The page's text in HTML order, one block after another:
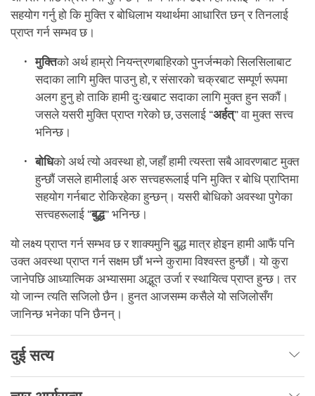
सहयोग गर्नु हो कि मुक्ति र बोधिलाभ यथार्थमा आधारित छन् र तिनलाई
प्राप्त गर्न सम्भव छ।
मुक्तिको अर्थ हाम्रो नियन्त्रणबाहिरको पुनर्जन्मको सिलसिलाबाट
सदाका लागि मुक्ति पाउनु हो, र संसारको चक्रबाट सम्पूर्ण रूपमा
अलग हुनु हो ताकि हामी दुःखबाट सदाका लागि मुक्त हुन सकौं।
जसले यसरी मुक्ति प्राप्त गरेको छ, उसलाई “अर्हत्” वा मुक्त सत्त्व
भनिन्छ।
बोधिको अर्थ त्यो अवस्था हो, जहाँ हामी त्यस्ता सबै आवरणबाट मुक्त
हुन्छौं जसले हामीलाई अरु सत्त्वहरूलाई पनि मुक्ति र बोधि प्राप्तिमा
सहयोग गर्नबाट रोकिरहेका हुन्छन्। यसरी बोधिको अवस्था पुगेका
सत्त्वहरूलाई “बुद्ध” भनिन्छ।
यो लक्ष्य प्राप्त गर्न सम्भव छ र शाक्यमुनि बुद्ध मात्र होइन हामी आफैं पनि
उक्त अवस्था प्राप्त गर्न सक्षम छौं भन्ने कुरामा विश्वस्त हुन्छौं। यो कुरा
जानेपछि आध्यात्मिक अभ्यासमा अद्भूत उर्जा र स्थायित्व प्राप्त हुन्छ। तर
यो जान्न त्यति सजिलो छैन। हुनत आजसम्म कसैले यो सजिलोसँग
जानिन्छ भनेका पनि छैनन्।
दुई सत्य